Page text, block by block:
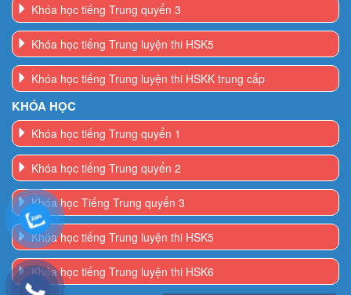
Khóa học tiếng Trung quyển 3
Khóa học tiếng Trung luyện thi HSK5
Khóa học tiếng Trung luyện thi HSKK trung cấp
KHÓA HỌC
Khóa học tiếng Trung quyển 1
Khóa học tiếng Trung quyển 2
Khóa học Tiếng Trung quyển 3
Khóa học tiếng Trung luyện thi HSK5
Khóa học tiếng Trung luyện thi HSK6